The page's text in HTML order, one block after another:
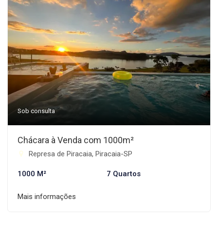
Sob consulta
Chácara à Venda com 1000m²
Represa de Piracaia, Piracaia-SP
1000 M² 7 Quartos
Mais informações